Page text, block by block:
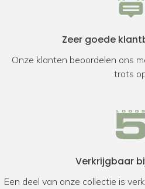
Zeer goede
Onze klanten beoordelen ons
trots
Verkrijgbaar
Een deel van onze collectie is